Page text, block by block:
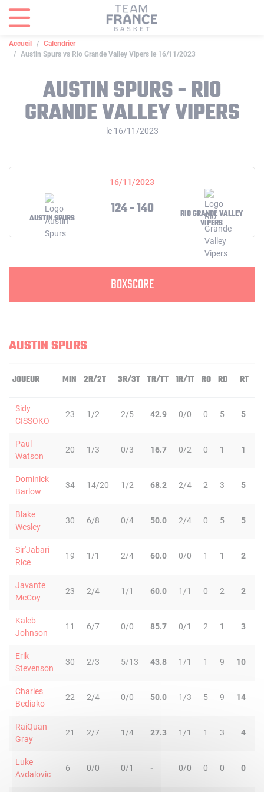
Accueil
Calendrier
Austin Spurs vs Rio Grande Valley Vipers le 16/11/2023
AUSTIN SPURS - RIO
GRANDE VALLEY VIPERS
le 16/11/2023
16/11/2023
AUSTIN SPURS
124 - 140
RIO GRANDE VALLEY
VIPERS
BOXSCORE
AUSTIN SPURS
JOUEUR MIN 2R/2T 3R/3T TR/TT 1R/1T RO RD RT
Sidy
CISSOKO
23 1/2 2/5 42.9 0/0 0 5 5
Paul
Watson
20 1/3 0/3 16.7 0/2 0 1 1
Dominick
Barlow
34 14/20 1/2 68.2 2/4 2 3 5
Blake
Wesley
30 6/8 0/4 50.0 2/4 0 5 5
Sir'Jabari
Rice
19 1/1 2/4 60.0 0/0 1 1 2
Javante
McCoy
23 2/4 1/1 60.0 1/1 0 2 2
Kaleb
Johnson
11 6/7 0/0 85.7 0/1 2 1 3
Erik
Stevenson
30 2/3 5/13 43.8 1/1 1 9 10
Charles
Bediako
22 2/4 0/0 50.0 1/3 5 9 14
RaiQuan
Gray
21 2/7 1/4 27.3 1/1 1 3 4
Luke
Avdalovic
6 0/0 0/1 - 0/0 0 0 0
Panneau de gestion des cookies